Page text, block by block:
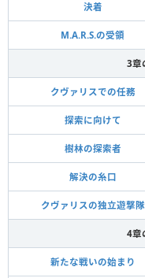
決着
M.A.R.S.の受領
3章
クヴァリスでの任務
探索に向けて
樹林の探索者
解決の糸口
クヴァリスの独立遊撃隊
4章
新たな戦いの始まり